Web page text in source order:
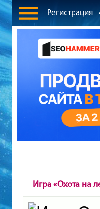
Регистрация
Игра «Охота на